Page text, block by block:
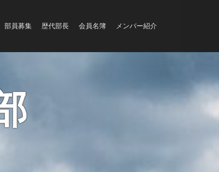
部員募集 歴代部長 会員名簿 メンバー紹介